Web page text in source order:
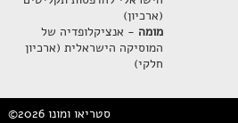
(ארכיון)
מומה - אנציקלופדיה של
המוסיקה הישראלית (ארכיון
חלקי)
©2026 סטריאו ומונו